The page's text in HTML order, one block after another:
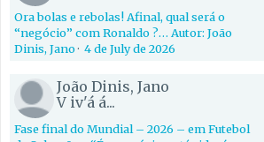
Ora bolas e rebolas! Afinal, qual será o
“negócio” com Ronaldo ?… Autor: João
Dinis, Jano· 4 de July de 2026
João Dinis, Jano
V iv'á á...
Fase final do Mundial – 2026 – em Futebol